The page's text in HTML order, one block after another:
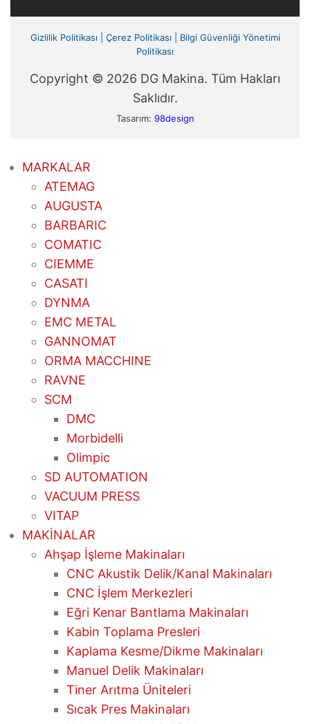
Gizlilik Politikası Çerez Politikası
Bilgi Güvenliği Yönetimi
Politikası
Copyright © 2026 DG Makina. Tüm Hakları
Saklıdır.
Tasarım: 98design
MARKALAR
ATEMAG
AUGUSTA
BARBARIC
COMATIC
CIEMME
CASATI
DYNMA
EMC METAL
GANNOMAT
ORMA MACCHINE
RAVNE
SCM
DMC
Morbidelli
Olimpic
SD AUTOMATION
VACUUM PRESS
VITAP
MAKİNALAR
Ahşap İşleme Makinaları
CNC Akustik Delik/Kanal Makinaları
CNC İşlem Merkezleri
Eğri Kenar Bantlama Makinaları
Kabin Toplama Presleri
Kaplama Kesme/Dikme Makinaları
Manuel Delik Makinaları
Tiner Arıtma Üniteleri
Sıcak Pres Makinaları